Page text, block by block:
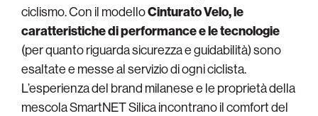
ciclismo. Con il modelloCinturato Velo, le
caratteristiche di performance e le tecnologie
(per quanto riguarda sicurezza e guidabilità) sono
esaltate e messe al servizio di ogni ciclista.
L’esperienza del brand milanese e le proprietà della
mescola SmartNET Silica incontrano il comfort del